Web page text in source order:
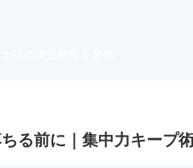
る前に｜集中力キープ